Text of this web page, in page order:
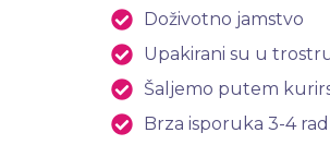
Doživotno jamstvo
Upakirani su u
Šaljemo putem
Brza isporuka 3-4